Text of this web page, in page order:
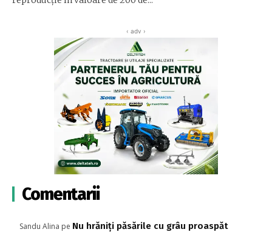
‹ adv ›
Comentarii
Sandu Alina pe Nu hrăniți păsările cu grâu proaspăt